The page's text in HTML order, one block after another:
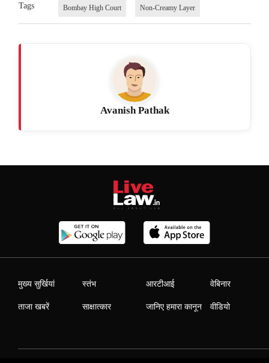
Tags Bombay High Court Non-Creamy Layer
Avanish Pathak
मुख्य सुर्खियां
ताजा खबरें
स्तंभ
साक्षात्कार
आरटीआई
जानिए हमारा कानून
वेबिनार
वीडियो